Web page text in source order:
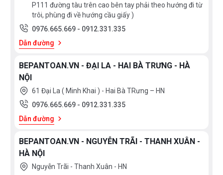
Động cơ êm ái:
Máy rửa bát Bosch SMS4HCI48E với động cơ không
chổi than EcoSilence Drive giúp máy hoạt động êm ái
nhà sạch sẽ và yên tĩnh với động cơ EcoSilence Drive.
ActiveWater: Ít nước, ít năng lượng, hiệu quả hơn
Công nghẹ ActiveWater đang bảo hoạt động hiệu quả
cùng sự tiết kiệm năng lượng nhưng vẫn cho kết quả
tuyệt vời. Kết quả bắt nguồn từ thiết kế chính xác đặc
biệt của Bosch như hệ thống phun nước, công nghệ
lọc, hệ thống giá nhiệt nhanh và hệ thống bơm áp suất
P111 đường tàu trên cao bên tay phải theo hướng đi từ
trôi, phùng đi về hướng cầu giấy )
0976.665.669 - 0912.331.335
Dẫn đường
BEPANTOAN.VN - ĐẠI LA - HAI BÀ TRƯNG - HÀ
NỘI
61 Đại La ( Minh Khai ) - Hai Bà TRưng – HN
0976.665.669 - 0912.331.335
Dẫn đường
BEPANTOAN.VN - NGUYỄN TRÃI - THANH XUÂN -
HÀ NỘI
Nguyễn Trãi - Thanh Xuân - HN